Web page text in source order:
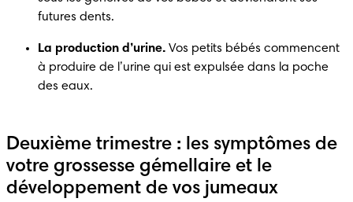
futures dents.
La production d’urine. Vos petits bébés commencent
à produire de l’urine qui est expulsée dans la poche
des eaux.
Deuxième trimestre : les symptômes de
votre grossesse gémellaire et le
développement de vos jumeaux